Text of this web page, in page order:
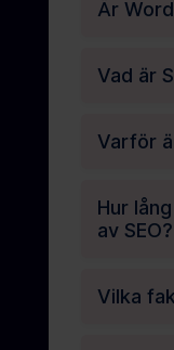
Är
Vad är
Varför
Hur
av SEO?
Vilka